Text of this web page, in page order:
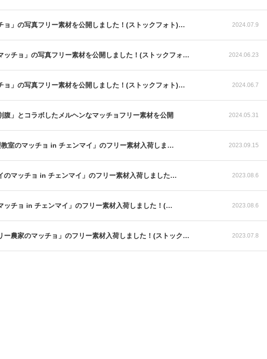
2024.07.9
ョ」の写真フリー素材を公開しました！(ストックフォト)…
2024.06.23
ッチョ」の写真フリー素材を公開しました！(ストックフォ…
2024.06.7
ョ」の写真フリー素材を公開しました！(ストックフォト)…
2024.05.31
腹」とコラボしたメルヘンなマッチョフリー素材を公開
2023.09.15
教室のマッチョ in チェンマイ」のフリー素材入荷しま…
2023.08.6
のマッチョ in チェンマイ」のフリー素材入荷しました…
2023.08.6
ッチョ in チェンマイ」のフリー素材入荷しました！(…
2023.07.8
ー農家のマッチョ」のフリー素材入荷しました！(ストック…